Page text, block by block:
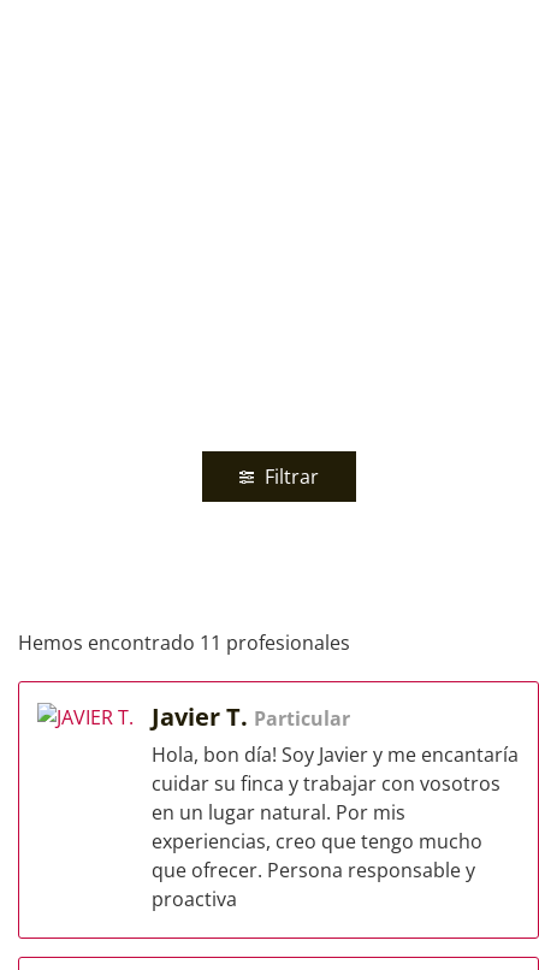
Filtrar
Hemos encontrado 11 profesionales
Javier T. Particular
Hola, bon día! Soy Javier y me encantaría
cuidar su finca y trabajar con vosotros
en un lugar natural. Por mis
experiencias, creo que tengo mucho
que ofrecer. Persona responsable y
proactiva